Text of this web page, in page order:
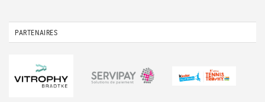
PARTENAIRES